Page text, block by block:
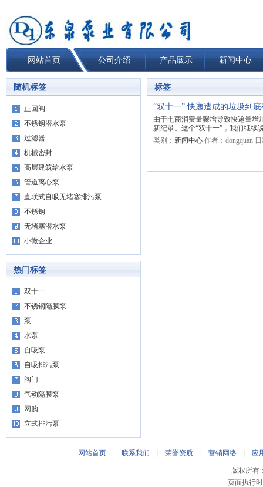
网站首页 公司介绍 产品展示 新闻中心
随机标签
止回阀
不锈钢潜水泵
过滤器
机械密封
高层建筑给水泵
管道离心泵
直联式自吸无堵塞排污泵
不锈钢
无堵塞潜水泵
小微企业
热门标签
双十一
不锈钢隔膜泵
泵
水泵
自吸泵
自吸排污泵
阀门
气动隔膜泵
网购
立式排污泵
标签
“双十一” 快递造成的垃圾到
由于电商消费量骤增导致快递量增
新纪录。这个“双十一”，我们继续
类别： 新闻中心 作者： dongquan
网站首页 联系我们 荣誉资质 营销网络 应
版权所
页面执行